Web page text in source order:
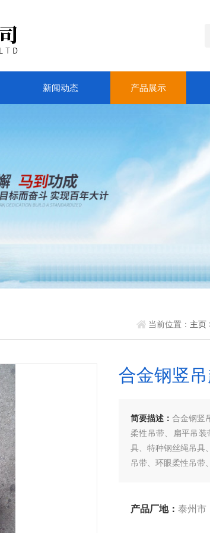
新闻动态 产品展示
当前位置： 主页
合金钢竖
简要描述： 合金钢竖
柔性吊带、扁平吊
具、特种钢丝绳吊具
吊带、环眼柔性吊带
产品厂地： 泰州市